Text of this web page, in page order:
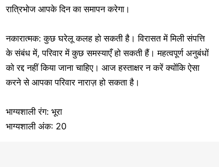
रात्रिभोज आपके दिन का समापन करेगा।
नकारात्मक: कुछ घरेलू कलह हो सकती है। विरासत में मिली संपत्ति
के संबंध में, परिवार में कुछ समस्याएँ हो सकती हैं। महत्वपूर्ण अनुबंधों
को रद्द नहीं किया जाना चाहिए। आज हस्ताक्षर न करें क्योंकि ऐसा
करने से आपका परिवार नाराज़ हो सकता है।
भाग्यशाली रंग: भूरा
भाग्यशाली अंक: 20